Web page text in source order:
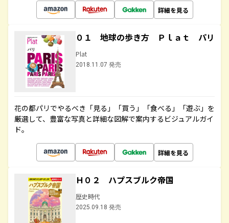
詳細を見る
０１ 地球の歩き方 Ｐｌａｔ パリ
Plat
2018.11.07 発売
花の都パリでやるべき「見る」「買う」「食べる」「遊ぶ」を
厳選して、豊富な写真と詳細な図解で案内するビジュアルガイ
ド。
詳細を見る
Ｈ０２ ハプスブルク帝国
歴史時代
2025.09.18 発売